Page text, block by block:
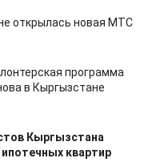
открылась новая МТС
программа
в Кыргызстане
Кыргызстана
квартир